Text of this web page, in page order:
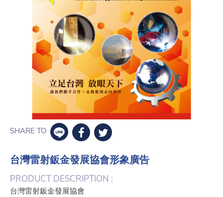
SHARE TO
台灣雷射鈑金發展協會形象廣告
PRODUCT DESCRIPTION :
台灣雷射鈑金發展協會